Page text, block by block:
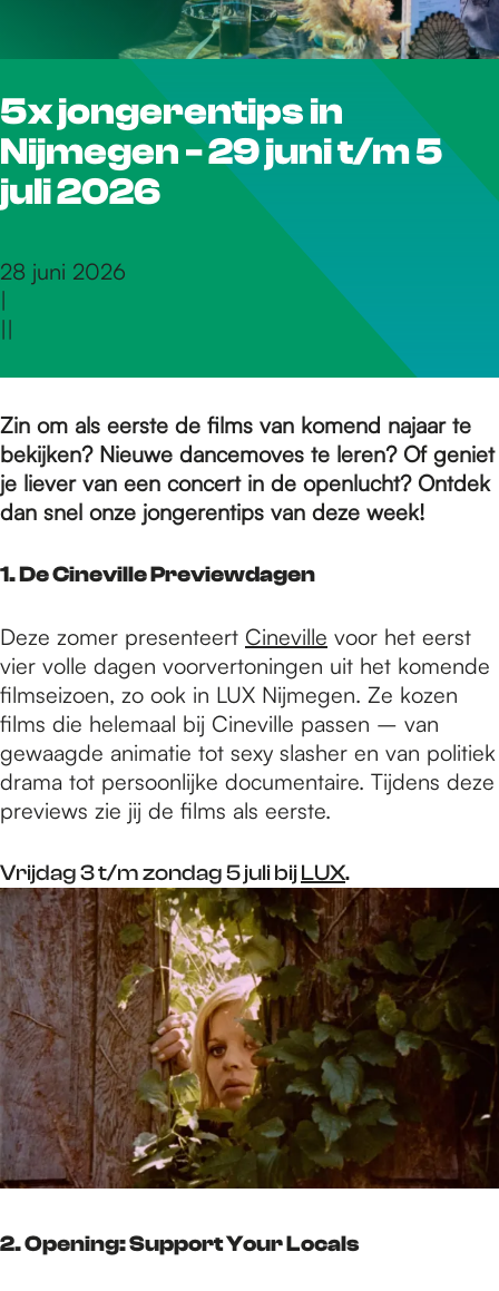
r
d
e
o
m
e
p
a
g
e
5x jongerentips in
Nijmegen - 29 juni t/m 5
juli 2026
28 juni 2026
|
||
Zin om als eerste de films van komend najaar te
bekijken? Nieuwe dancemoves te leren? Of geniet
je liever van een concert in de openlucht? Ontdek
dan snel onze jongerentips van deze week!
1.De Cineville Previewdagen
Deze zomer presenteert Cineville voor het eerst
vier volle dagen voorvertoningen uit het komende
filmseizoen, zo ook in LUX Nijmegen. Ze kozen
films die helemaal bij Cineville passen – van
gewaagde animatie tot sexy slasher en van politiek
drama tot persoonlijke documentaire. Tijdens deze
previews zie jij de films als eerste.
Vrijdag 3 t/m zondag 5 juli bijLUX.
2. Opening: Support Your Locals